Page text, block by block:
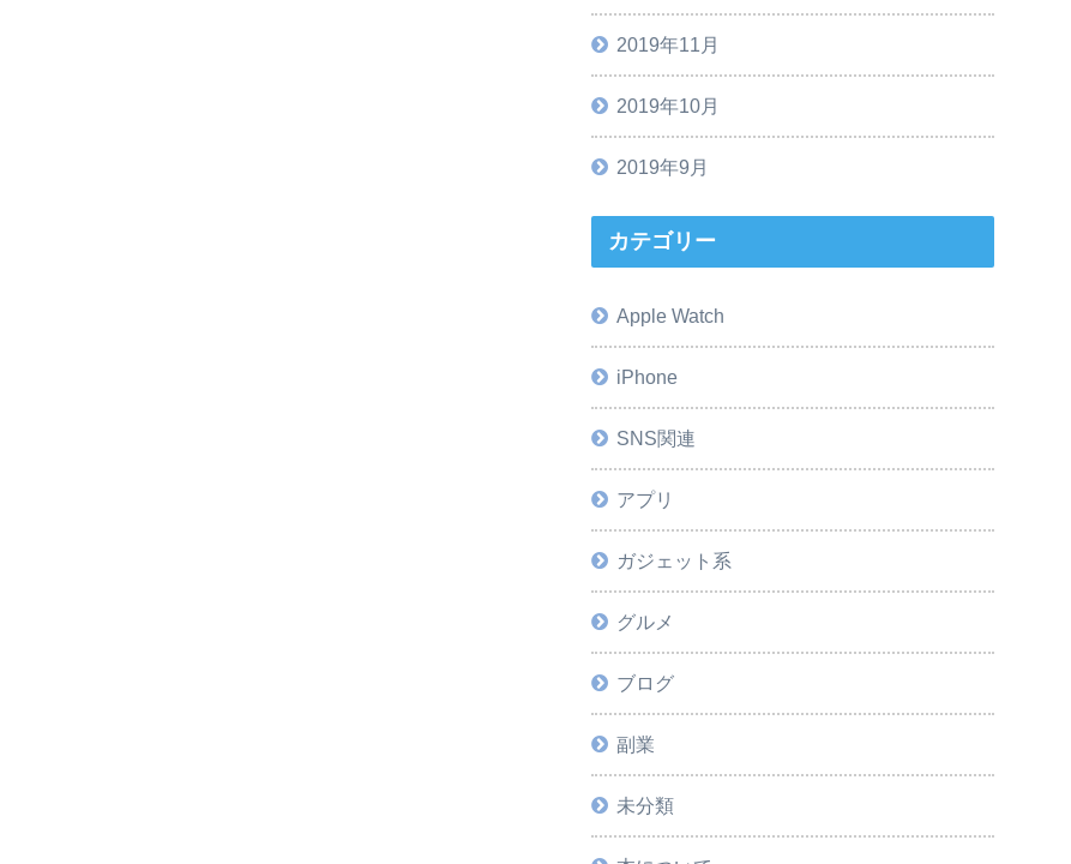
2019年11月
2019年10月
2019年9月
カテゴリー
Apple Watch
iPhone
SNS関連
アプリ
ガジェット系
グルメ
ブログ
副業
未分類